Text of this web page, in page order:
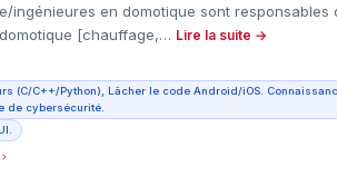
ingénieures en domotique sont
[chauffage,… Lire la suite →
(C/C++/Python), Lâcher le code Android/iOS.
de cybersécurité.